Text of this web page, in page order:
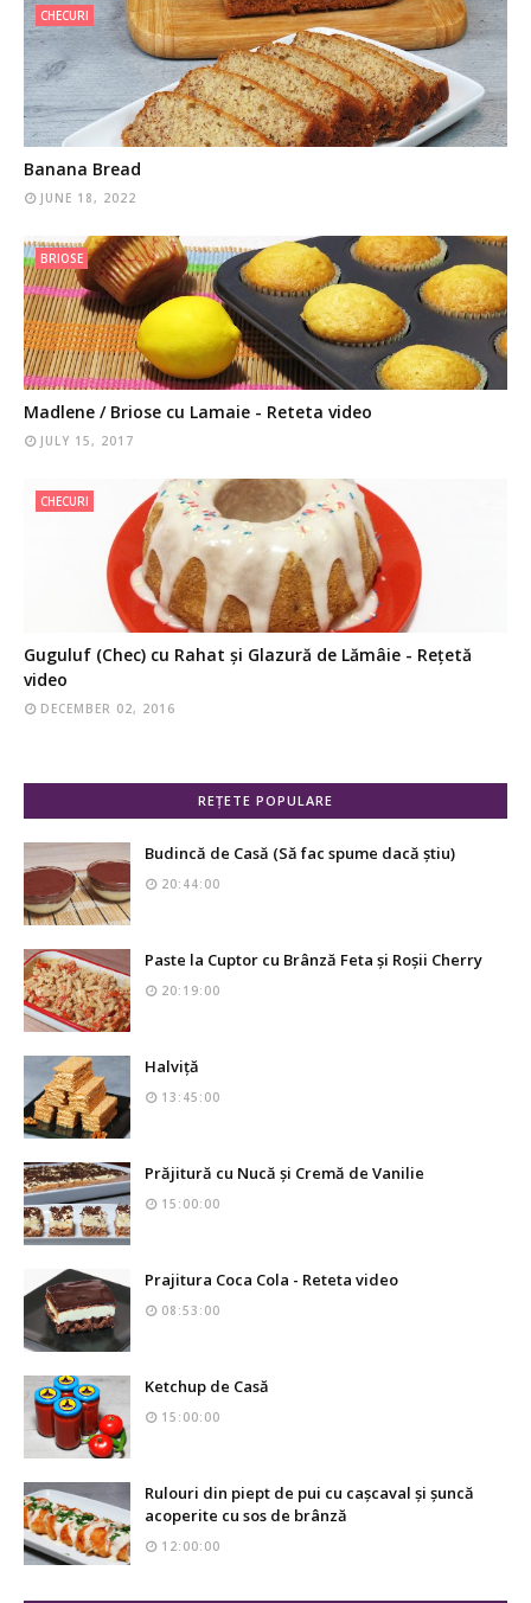
CHECURI
Banana Bread
JUNE 18, 2022
BRIOSE
Madlene / Briose cu Lamaie - Reteta video
JULY 15, 2017
CHECURI
Guguluf (Chec) cu Rahat și Glazură de Lămâie - Rețetă
video
DECEMBER 02, 2016
REȚETE POPULARE
Budincă de Casă (Să fac spume dacă știu)
20:44:00
Paste la Cuptor cu Brânză Feta și Roșii Cherry
20:19:00
Halviță
13:45:00
Prăjitură cu Nucă și Cremă de Vanilie
15:00:00
Prajitura Coca Cola - Reteta video
08:53:00
Ketchup de Casă
15:00:00
Rulouri din piept de pui cu cașcaval și șuncă
acoperite cu sos de brânză
12:00:00